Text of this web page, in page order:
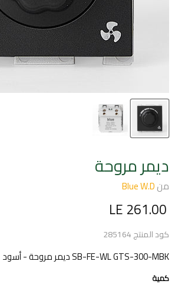
ديمر مروحة
منBlue W.D
السعر الحالي
LE 261.00
كود المنتج285164
SB-FE-WL GTS-300-MBK ديمر مروحة - أسود
كمية